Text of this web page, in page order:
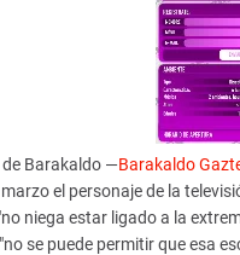
Barakaldo —Barakaldo
el personaje de la
niega estar ligado a la
se puede permitir que esa